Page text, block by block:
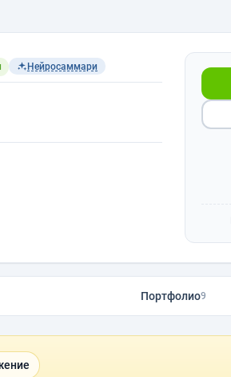
Нейросаммари
Портфолио9